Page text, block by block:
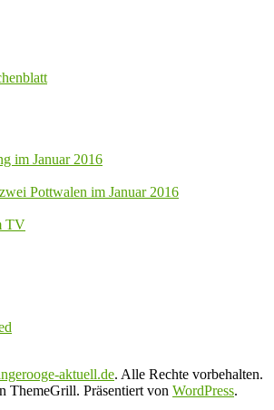
im Januar 2016
Pottwalen im Januar 2016
TV
aktuell.de. Alle Rechte vorbehalten.
ThemeGrill. Präsentiert von WordPress.